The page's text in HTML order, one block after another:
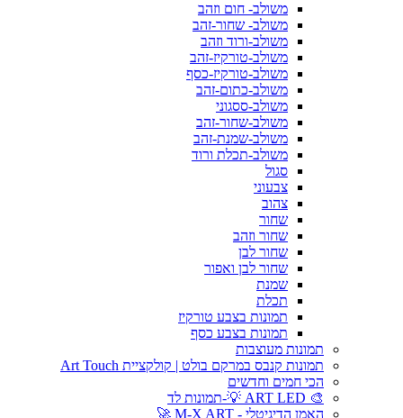
משולב- חום וזהב
משולב- שחור-זהב
משולב-ורוד וזהב
משולב-טורקיז-זהב
משולב-טורקיז-כסף
משולב-כתום-זהב
משולב-ססגוני
משולב-שחור-זהב
משולב-שמנת-זהב
משולב-תכלת ורוד
סגול
צבעוני
צהוב
שחור
שחור וזהב
שחור לבן
שחור לבן ואפור
שמנת
תכלת
תמונות בצבע טורקיז
תמונות בצבע כסף
תמונות מעוצבות
תמונות קנבס במרקם בולט | קולקציית Art Touch
הכי חמים וחדשים
🎨 ART LED 💡-תמונות לד
האמן הדיגיטלי - M-X ART 🚀